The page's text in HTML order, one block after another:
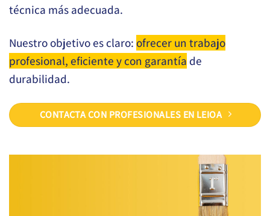
técnica más adecuada.
Nuestro objetivo es claro:ofrecer un trabajo
profesional, eficiente y con garantía de
durabilidad.
CONTACTA CON PROFESIONALES EN LEIOA